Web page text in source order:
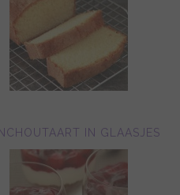
IN GLAASJES